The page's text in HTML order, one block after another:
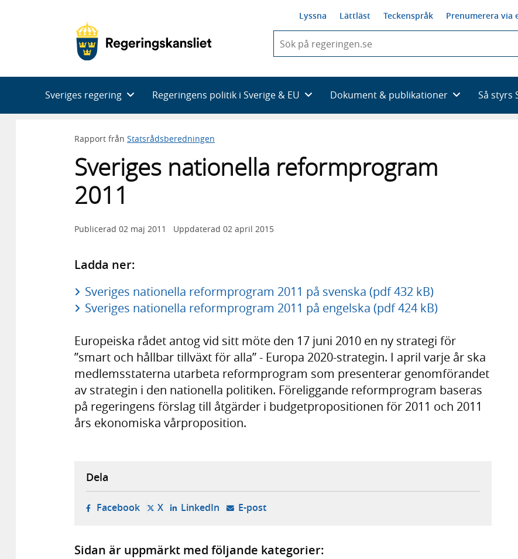
Lyssna Lättläst Teckenspråk Prenumerera via
du
skriva
framträder
en
Sveriges regering Regeringens politik i Sverige & EU Dokument & publikationer Så styrs
Rapport från Statsrådsberedningen
Sveriges nationella reformprogram
2011
Publicerad 02 maj 2011 Uppdaterad 02 april 2015
Ladda ner:
Sveriges nationella reformprogram 2011 på svenska (pdf 432 kB)
Sveriges nationella reformprogram 2011 på engelska (pdf 424 kB)
Europeiska rådet antog vid sitt möte den 17 juni 2010 en ny strategi för
”smart och hållbar tillväxt för alla” - Europa 2020-strategin. I april varje år ska
medlemsstaterna utarbeta reformprogram som presenterar genomförandet
av strategin i den nationella politiken. Föreliggande reformprogram baseras
på regeringens förslag till åtgärder i budgetpropositionen för 2011 och 2011
års ekonomiska vårproposition.
Dela
Facebook- öppnas i ny flik, extern webbplats,
X- öppnas i ny flik, extern webbplats,
LinkedIn- öppnas i ny flik, extern webbplats,
E-post- öppnar din e-postklient,
Sidan är uppmärkt med följande kategorier: